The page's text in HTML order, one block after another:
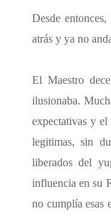
Desde
atrás y ya no
El Maestro
ilusionaba.
expectativas y el
legitimas, sin
liberados del
influencia en su
no cumplía esas